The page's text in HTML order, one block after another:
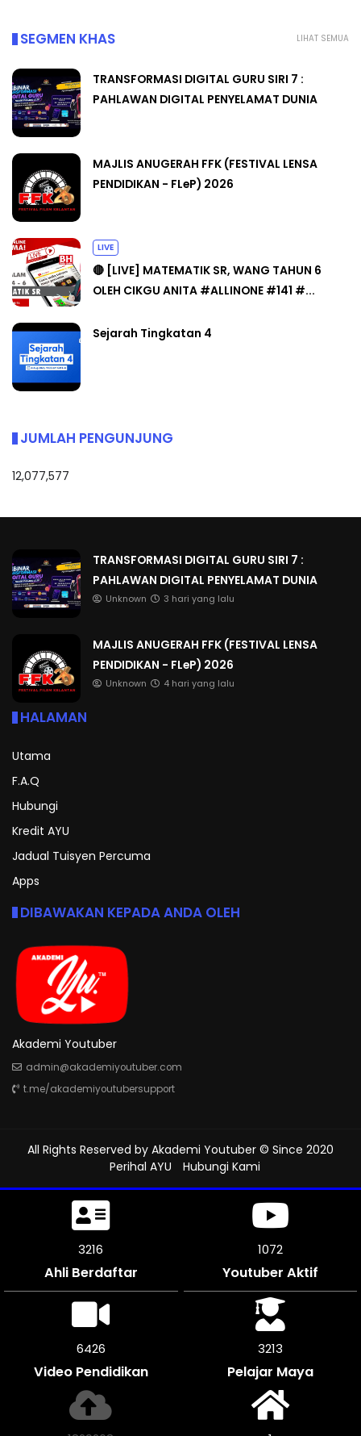
LIHAT SEMUA
SEGMEN KHAS
TRANSFORMASI DIGITAL GURU SIRI 7 :
PAHLAWAN DIGITAL PENYELAMAT DUNIA
MAJLIS ANUGERAH FFK (FESTIVAL LENSA
PENDIDIKAN - FLeP) 2026
LIVE
🔴 [LIVE] MATEMATIK SR, WANG TAHUN 6
OLEH CIKGU ANITA #ALLINONE #141 #...
Sejarah Tingkatan 4
JUMLAH PENGUNJUNG
12,077,577
TRANSFORMASI DIGITAL GURU SIRI 7 :
PAHLAWAN DIGITAL PENYELAMAT DUNIA
Unknown 3 hari yang lalu
MAJLIS ANUGERAH FFK (FESTIVAL LENSA
PENDIDIKAN - FLeP) 2026
Unknown 4 hari yang lalu
HALAMAN
Utama
F.A.Q
Hubungi
Kredit AYU
Jadual Tuisyen Percuma
Apps
DIBAWAKAN KEPADA ANDA OLEH
Akademi Youtuber
admin@akademiyoutuber.com
t.me/akademiyoutubersupport
All Rights Reserved by Akademi Youtuber © Since 2020
Perihal AYU
Hubungi Kami
3720
Ahli Berdaftar
1240
Youtuber Aktif
7440
Video Pendidikan
3720
Pelajar Maya